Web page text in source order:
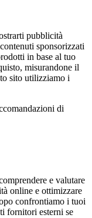
pubblicità
sponsorizzati
in base al tuo
misurandone il
sito utilizziamo i
di
e valutare
online e ottimizzare
confrontiamo i tuoi
fornitori esterni se